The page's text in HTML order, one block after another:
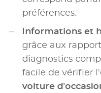
préférences.
Informations et
grâce aux
diagnostics
facile de vérifier
voiture